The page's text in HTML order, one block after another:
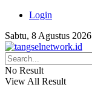
Login
Sabtu, 8 Agustus 2026
No Result
View All Result